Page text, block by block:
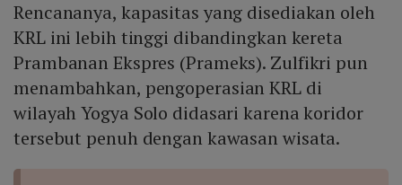
Rencananya, kapasitas yang disediakan oleh
KRL ini lebih tinggi dibandingkan kereta
Prambanan Ekspres (Prameks). Zulfikri pun
menambahkan, pengoperasian KRL di
wilayah Yogya Solo didasari karena koridor
tersebut penuh dengan kawasan wisata.